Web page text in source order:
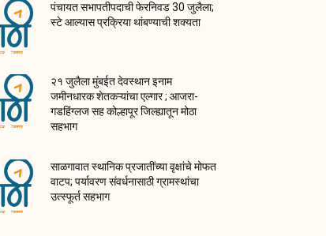
पंचायत सभापतीपदाची फेरनिवड 30 जुलैला;
स्टे आल्यास प्रक्रिया थांबण्याची शक्यता
२१ जुलैला मुंबईत देवस्थान इनाम
जमीनधारक शेतकऱ्यांचा एल्गार ; आजरा-
गडहिंग्लज सह कोल्हापूर जिल्ह्यातून मोठा
सहभाग
साळगावात स्थानिक प्रजातींच्या वृक्षांचे मोफत
वाटप; पर्यावरण संवर्धनासाठी ग्रामस्थांचा
उत्स्फूर्त सहभाग